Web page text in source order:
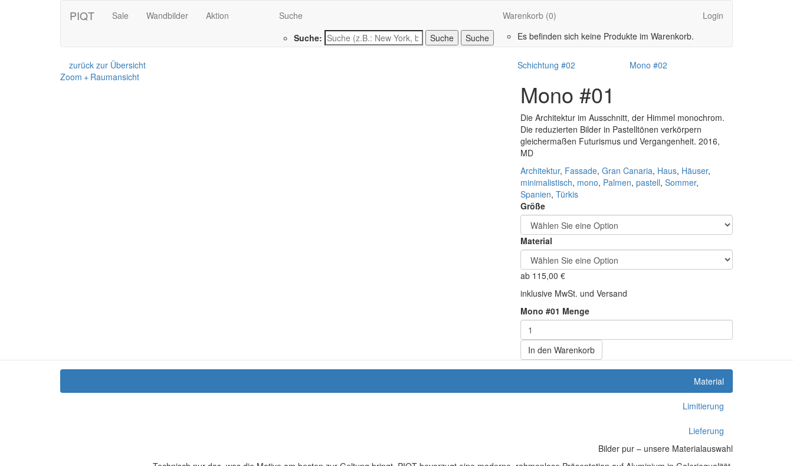
PIQT Sale Wandbilder Aktion
Suche
Suche:
Suche
Warenkorb (0)
Es befinden sich keine Produkte im Warenkorb.
Login
zurück zur Übersicht Schichtung #02
Mono #02
Zoom + Raumansicht
Mono #01
Die Architektur im Ausschnitt, der Himmel monochrom.
Die reduzierten Bilder in Pastelltönen verkörpern
gleichermaßen Futurismus und Vergangenheit. 2016,
MD
Architektur, Fassade, Gran Canaria, Haus, Häuser,
minimalistisch, mono, Palmen, pastell, Sommer,
Spanien, Türkis
Größe
Material
ab 115,00 €
inklusive MwSt. und Versand
Mono #01 Menge
In den Warenkorb
Material
Limitierung
Lieferung
Bilder pur – unsere Materialauswahl